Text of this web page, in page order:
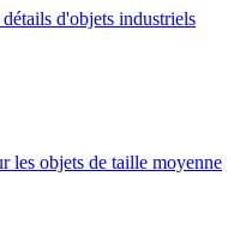
d'objets industriels
les objets de taille moyenne